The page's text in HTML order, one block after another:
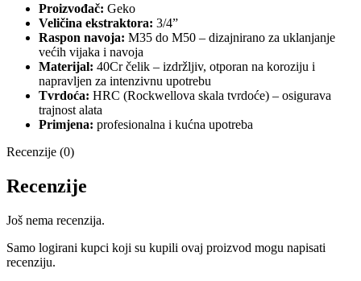
Proizvođač: Geko
Veličina ekstraktora: 3/4”
Raspon navoja: M35 do M50 – dizajnirano za uklanjanje
većih vijaka i navoja
Materijal: 40Cr čelik – izdržljiv, otporan na koroziju i
napravljen za intenzivnu upotrebu
Tvrdoća: HRC (Rockwellova skala tvrdoće) – osigurava
trajnost alata
Primjena: profesionalna i kućna upotreba
Recenzije (0)
Recenzije
Još nema recenzija.
Samo logirani kupci koji su kupili ovaj proizvod mogu napisati
recenziju.